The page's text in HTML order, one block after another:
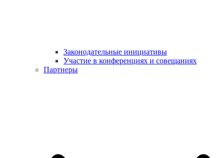
Законодательные инициативы
Участие в конференциях и совещаниях
Партнеры